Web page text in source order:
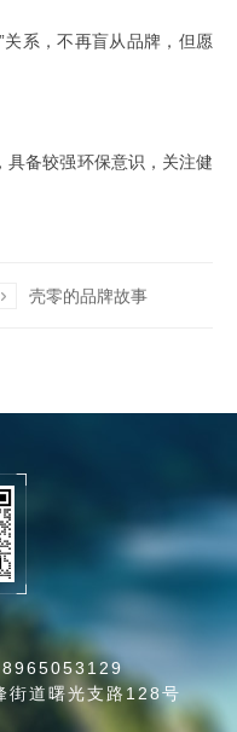
系，不再盲从品牌，但愿
具备较强环保意识，关注健
 壳零的品牌故事
街道曙光支路128号